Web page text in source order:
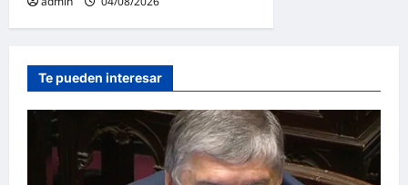
Te pueden interesar